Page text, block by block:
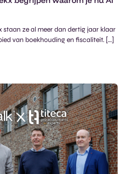
staan ze al meer dan dertig jaar klaar
van boekhouding en fiscaliteit. […]